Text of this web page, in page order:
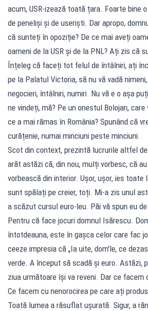
acum, USR-izează toată țara. Foarte bine
de peneliși și de useriști. Dar apropo,
că sunteți în opoziție? De ce mai aveți
oameni de la USR și de la PNL? Ați zis că
Înțeleg că faceți tot felul de întâlniri, ați
pe la Palatul Victoria, să nu vă vadă
negocieri, întâlniri, numiri. Nu vă e o așa
ne vindeți, mă? Pe un onestul Bolojan,
ce a mai rămas în România? Spunând că
curățenie, numai minciuni peste minciuni.
Scot din context, prezintă lucrurile altfel
arăt astăzi că, din nou, mulți vorbesc, că
vorbească din interior. Ușor, ușor, ies
sunt spălați pe creier, toți. Mi-a zis unul
a scăzut cursul euro-leu. Păi vă spun eu
Pentru că face jocuri domnul Isărescu.
întotdeauna, este în gașca celor care fac
ceeze impresia că „Ia uite, dom'le, ce
verde. A început să scadă și euro. Astăzi,
ziua următoare își va reveni. Dar ce facem
Ce facem cu nenorocirea pe care ați
Toată lumea a răsuflat ușurată. Sigur, a